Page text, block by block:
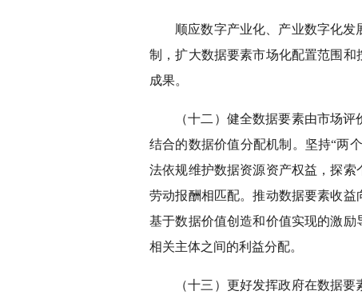
顺应数字产业化、产业数字化
制，扩大数据要素市场化配置范围
成果。
（十二）健全数据要素由市场
结合的数据价值分配机制。坚持“两
法依规维护数据资源资产权益，探
劳动报酬相匹配。推动数据要素收
基于数据价值创造和价值实现的激
相关主体之间的利益分配。
（十三）更好发挥政府在数据